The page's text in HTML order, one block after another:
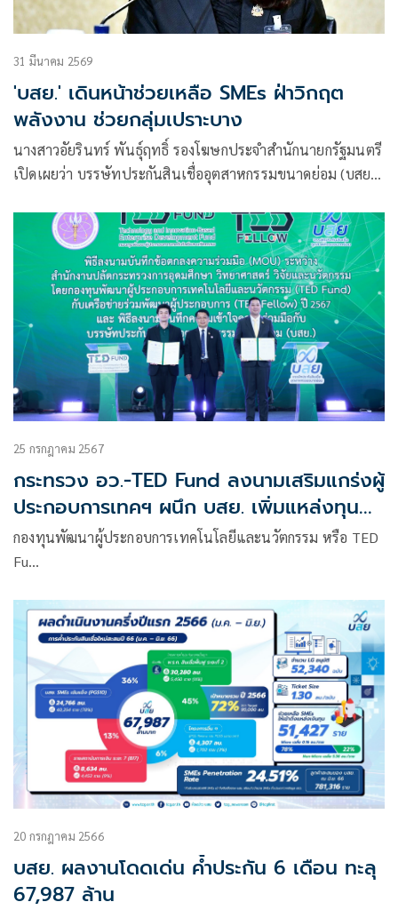
31 มีนาคม 2569
'บสย.' เดินหน้าช่วยเหลือ SMEs ฝ่าวิกฤต
พลังงาน ช่วยกลุ่มเปราะบาง
นางสาวอัยรินทร์ พันธุ์ฤทธิ์ รองโฆษกประจำสำนักนายกรัฐมนตรี
เปิดเผยว่า บรรษัทประกันสินเชื่ออุตสาหกรรมขนาดย่อม (บสย.)
25 กรกฎาคม 2567
กระทรวง อว.-TED Fund ลงนามเสริมแกร่งผู้
ประกอบการเทคฯ ผนึก บสย. เพิ่มแหล่งทุน
คาดสร้างมูลค่าทางเศรษฐกิจ 1 พันล้าน
กองทุนพัฒนาผู้ประกอบการเทคโนโลยีและนวัตกรรม หรือ TED
Fu…
20 กรกฎาคม 2566
บสย. ผลงานโดดเด่น ค้ำประกัน 6 เดือน ทะลุ
67,987 ล้าน